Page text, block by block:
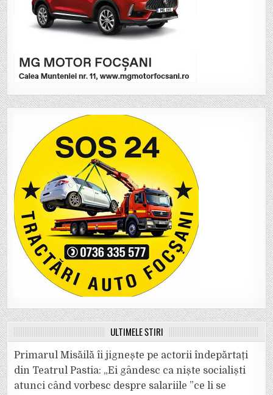
ULTIMELE ȘTIRI
Primarul Misăilă îi jignește pe actorii îndepărtați
din Teatrul Pastia: „Ei gândesc ca niște socialiști
atunci când vorbesc despre salariile ”ce li se